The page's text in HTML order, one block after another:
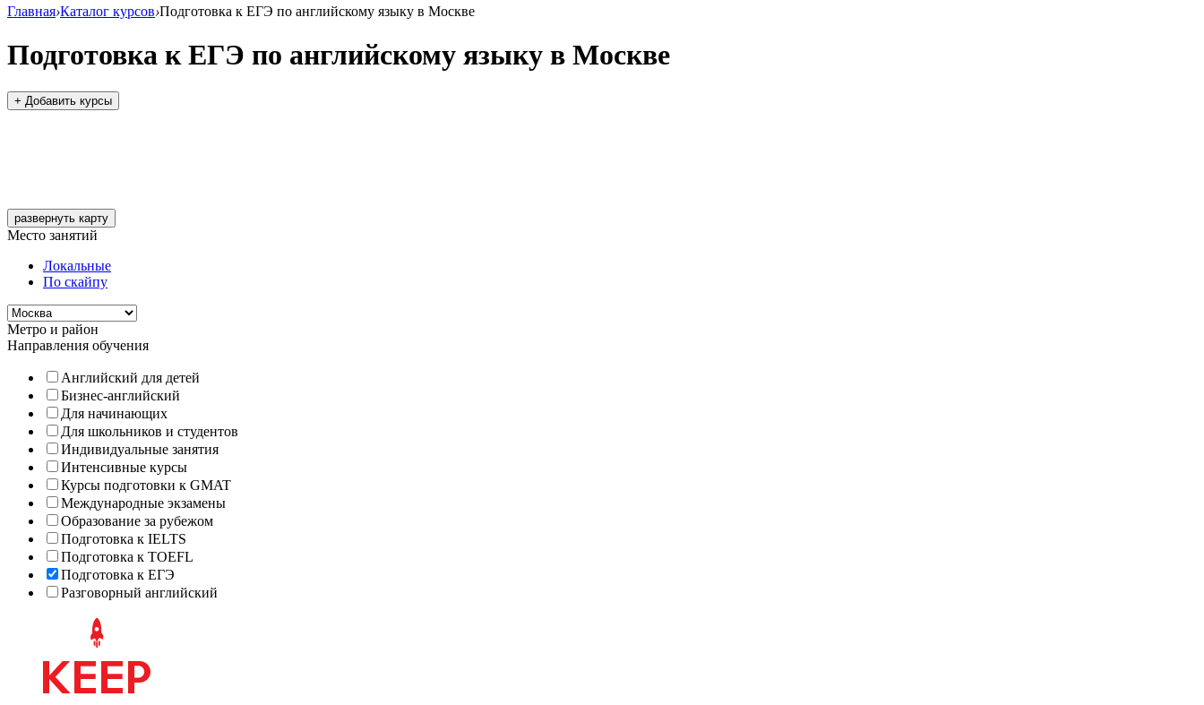
Главная›Каталог курсов›Подготовка к ЕГЭ по английскому языку в Москве
Подготовка к ЕГЭ по английскому языку в Москве
+ Добавить курсы
развернуть карту
Место занятий
Локальные
По скайпу
Метро и район
Направления обучения
Английский для детей
Бизнес-английский
Для начинающих
Для школьников и студентов
Индивидуальные занятия
Интенсивные курсы
Курсы подготовки к GMAT
Международные экзамены
Образование за рубежом
Подготовка к IELTS
Подготовка к TOEFL
Подготовка к ЕГЭ
Разговорный английский